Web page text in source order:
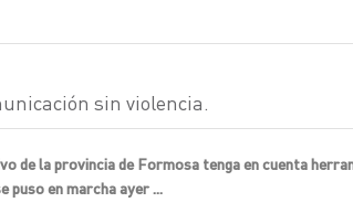
sin violencia.
de la provincia de Formosa tenga en cuenta
puso en marcha ayer ...